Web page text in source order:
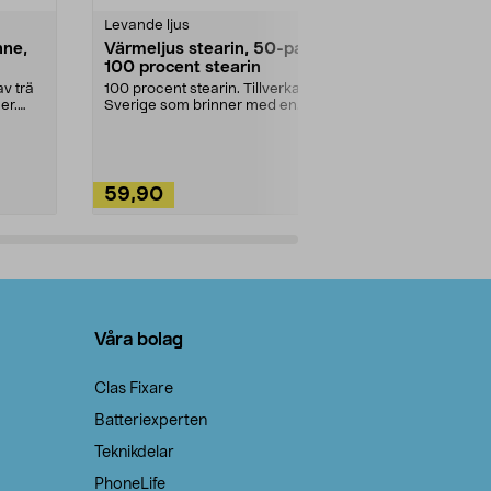
trä
Levande ljus
Värmeljus stearin, 50-pack,
100 procent stearin
100 procent stearin. Tillverkade i
Sverige som brinner med en
59,90
Våra bolag
Clas Fixare
Batteriexperten
Teknikdelar
PhoneLife